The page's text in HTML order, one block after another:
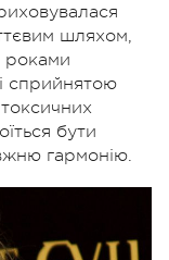
шляхом,
роками
сприйнятою
бути
гармонію.